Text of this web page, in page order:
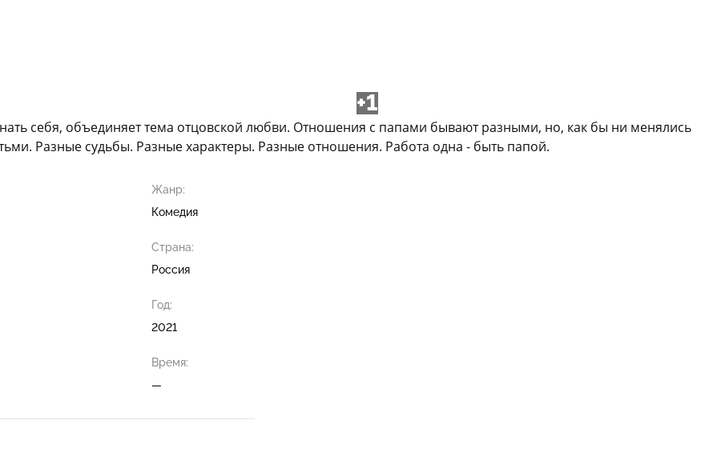
+1
себя, объединяет тема отцовской любви. Отношения с папами бывают разными, но, как бы ни менялись
Разные судьбы. Разные характеры. Разные отношения. Работа одна - быть папой.
Жанр:
Комедия
Страна:
Россия
Год:
2021
Время:
—